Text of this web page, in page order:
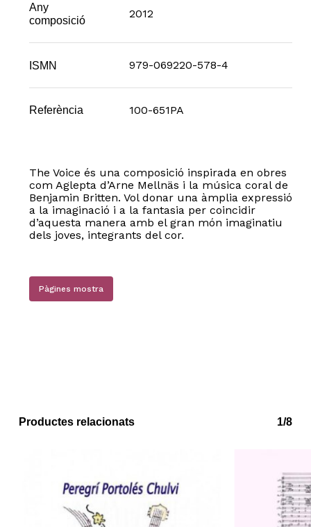
Any
composició
2012
ISMN 979-069220-578-4
Referència 100-651PA
The Voice és una composició inspirada en obres
com Aglepta d’Arne Mellnäs i la música coral de
Benjamin Britten. Vol donar una àmplia expressió
a la imaginació i a la fantasia per coincidir
d’aquesta manera amb el gran món imaginatiu
dels joves, integrants del cor.
Pàgines mostra
Productes relacionats 1/8